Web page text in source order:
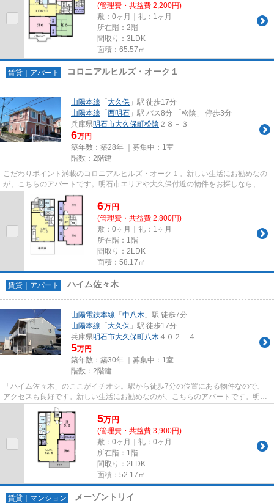
(管理費・共益費 2,200円)
敷：0ヶ月｜礼：1ヶ月
所在階：2階
間取り：3LDK
面積：65.57㎡
賃貸｜アパート コロニアルヒルズ・オーク１
山陽本線 「 大久保 」駅 徒歩17分
山陽本線 「 西明石 」駅 バス8分 「松陰」 停歩3分
兵庫県明石市大久保町松陰 ２８－３
6万円
築年数：築28年 ｜募集中： 1室
階数：2階建
こだわりポイント満載のコロニアルヒルズ・オーク１。新しい生活にお勧めなの
が、こちらのアパートです。明石市エリアや大久保付近の物件をお探しなら、ぜ
ひお任せください。当社でな...
6万円
(管理費・共益費 2,800円)
敷：0ヶ月｜礼：1ヶ月
所在階：1階
間取り：2LDK
面積：58.17㎡
賃貸｜アパート ハイム佐々木
山陽電鉄本線 「 中八木 」駅 徒歩7分
山陽本線 「 大久保 」駅 徒歩17分
兵庫県明石市大久保町八木 ４０２－４
5万円
築年数：築30年 ｜募集中： 1室
階数：2階建
「ハイム佐々木」のここがイチオシ。駅から徒歩7分の位置にある物件なので、
アクセスも良好です。新しい生活にお勧めなのが、こちらのアパートです。明石
市の賃貸物件情報、生活情報の...
5万円
(管理費・共益費 3,900円)
敷：0ヶ月｜礼：0ヶ月
所在階：1階
間取り：2LDK
面積：52.17㎡
賃貸｜マンション メーゾントリイ